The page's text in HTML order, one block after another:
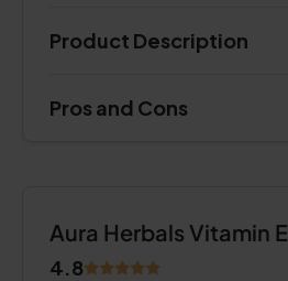
Product Description
Pros and Cons
Aura Herbals Vitamin E
4.8